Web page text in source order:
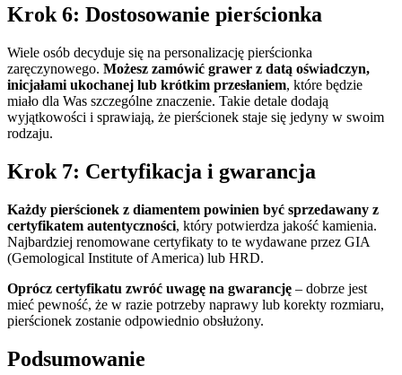
Krok 6: Dostosowanie pierścionka
Wiele osób decyduje się na personalizację pierścionka
zaręczynowego. Możesz zamówić grawer z datą oświadczyn,
inicjałami ukochanej lub krótkim przesłaniem, które będzie
miało dla Was szczególne znaczenie. Takie detale dodają
wyjątkowości i sprawiają, że pierścionek staje się jedyny w swoim
rodzaju.
Krok 7: Certyfikacja i gwarancja
Każdy pierścionek z diamentem powinien być sprzedawany z
certyfikatem autentyczności, który potwierdza jakość kamienia.
Najbardziej renomowane certyfikaty to te wydawane przez GIA
(Gemological Institute of America) lub HRD.
Oprócz certyfikatu zwróć uwagę na gwarancję – dobrze jest
mieć pewność, że w razie potrzeby naprawy lub korekty rozmiaru,
pierścionek zostanie odpowiednio obsłużony.
Podsumowanie